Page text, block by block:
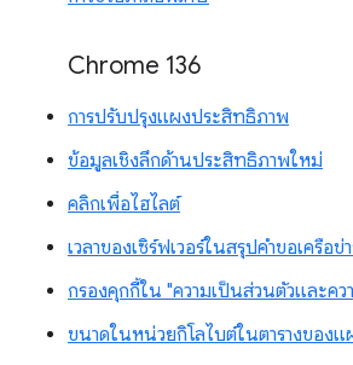
Chrome 136
การปรับปรุงแผงประสิทธิภาพ
ข้อมูลเชิงลึกด้านประสิทธิภาพใหม่
คลิกเพื่อไฮไลต์
เวลาของเซิร์ฟเวอร์ในสรุปคำขอเครือข่
กรองคุกกี้ใน "ความเป็นส่วนตัวและค
ขนาดในหน่วยกิโลไบต์ในตารางของแ